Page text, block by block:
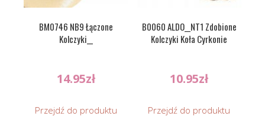
BM0746 NB9 Łączone
Kolczyki__
14.95zł
Przejdź do produktu
B0060 ALDO__NT1 Zdobione
Kolczyki Koła Cyrkonie
10.95zł
Przejdź do produktu